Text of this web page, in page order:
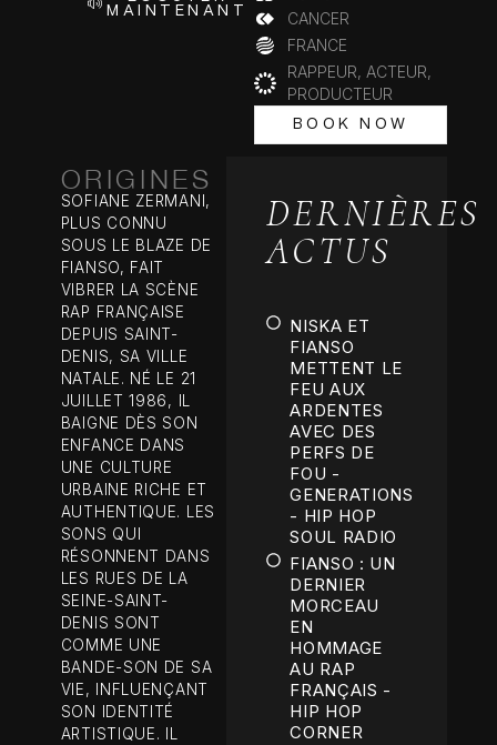
MAINTENANT
CANCER
FRANCE
RAPPEUR, ACTEUR,
PRODUCTEUR
BOOK NOW
ORIGINES
SOFIANE ZERMANI,
PLUS CONNU
SOUS LE BLAZE DE
FIANSO, FAIT
VIBRER LA SCÈNE
RAP FRANÇAISE
DEPUIS SAINT-
DENIS, SA VILLE
NATALE. NÉ LE 21
JUILLET 1986, IL
BAIGNE DÈS SON
ENFANCE DANS
UNE CULTURE
URBAINE RICHE ET
AUTHENTIQUE. LES
SONS QUI
RÉSONNENT DANS
LES RUES DE LA
SEINE-SAINT-
DENIS SONT
COMME UNE
BANDE-SON DE SA
VIE, INFLUENÇANT
SON IDENTITÉ
ARTISTIQUE. IL
DERNIÈRES
ACTUS
NISKA ET
FIANSO
METTENT LE
FEU AUX
ARDENTES
AVEC DES
PERFS DE
FOU -
GENERATIONS
- HIP HOP
SOUL RADIO
FIANSO : UN
DERNIER
MORCEAU
EN
HOMMAGE
AU RAP
FRANÇAIS -
HIP HOP
CORNER